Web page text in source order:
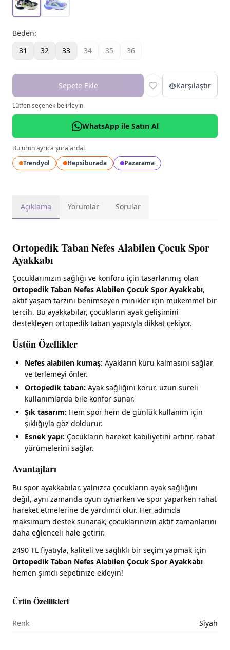
Beden:
31
32 33 34 35 36
Sepete Ekle Karşılaştır
Lütfen seçenek belirleyin
WhatsApp ile Satın Al
Bu ürün ayrıca şuralarda:
Trendyol
Hepsiburada Pazarama
Açıklama Yorumlar Sorular
Ortopedik Taban Nefes Alabilen Çocuk Spor
Ayakkabı
Çocuklarınızın sağlığı ve konforu için tasarlanmış olan
Ortopedik Taban Nefes Alabilen Çocuk Spor Ayakkabı,
aktif yaşam tarzını benimseyen minikler için mükemmel bir
tercih. Bu ayakkabılar, çocukların ayak gelişimini
destekleyen ortopedik taban yapısıyla dikkat çekiyor.
Üstün Özellikler
Nefes alabilen kumaş: Ayakların kuru kalmasını sağlar
ve terlemeyi önler.
Ortopedik taban: Ayak sağlığını korur, uzun süreli
kullanımlarda bile konfor sunar.
Şık tasarım: Hem spor hem de günlük kullanım için
şıklığıyla göz doldurur.
Esnek yapı: Çocukların hareket kabiliyetini artırır, rahat
yürümelerini sağlar.
Avantajları
Bu spor ayakkabılar, yalnızca çocukların ayak sağlığını
değil, aynı zamanda oyun oynarken ve spor yaparken rahat
hareket etmelerine de yardımcı olur. Her adımda
maksimum destek sunarak, çocuklarınızın aktif zamanlarını
daha eğlenceli hale getirir.
2490 TL fiyatıyla, kaliteli ve sağlıklı bir seçim yapmak için
Ortopedik Taban Nefes Alabilen Çocuk Spor Ayakkabı
hemen şimdi sepetinize ekleyin!
Ürün Özellikleri
Renk Siyah